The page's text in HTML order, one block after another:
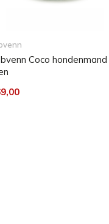
bobbeligheid ontstaat.
kleur veranderen. Ook
Coco hondenmand